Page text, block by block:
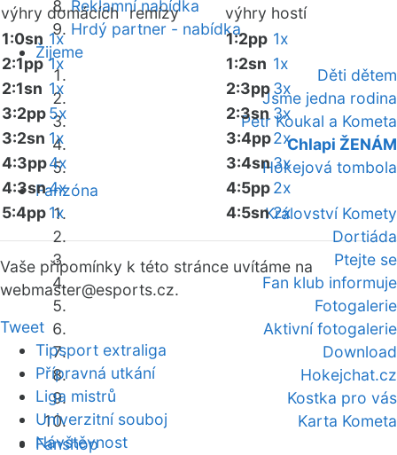
Reklamní nabídka
Hrdý partner - nabídka
Žijeme
Děti dětem
Jsme jedna rodina
Petr Koukal a Kometa
Chlapi ŽENÁM
Hokejová tombola
Fanzóna
Království Komety
Dortiáda
Ptejte se
Fan klub informuje
Fotogalerie
Aktivní fotogalerie
Download
Hokejchat.cz
Kostka pro vás
Karta Kometa
Fanshop
výhry domácíchremízy výhry hostí
1:0sn 1x
2:1pp 1x
2:1sn 1x
3:2pp5x
3:2sn 1x
4:3pp4x
4:3sn4x
5:4pp1x
1:2pp 1x
1:2sn 1x
2:3pp3x
2:3sn 3x
3:4pp2x
3:4sn3x
4:5pp2x
4:5sn2x
Vaše připomínky k této stránce uvítáme na
webmaster@esports.cz.
Tweet
Tipsport extraliga
Přípravná utkání
Liga mistrů
Univerzitní souboj
Návštěvnost